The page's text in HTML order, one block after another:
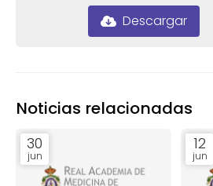
Descargar
Noticias relacionadas
30
jun
12
jun